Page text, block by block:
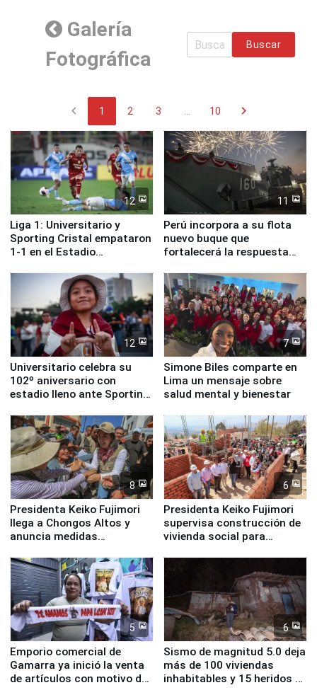
Galería
Fotográfica
Buscar
chevron_left 1 2 3 10 chevron_right
12
Liga 1: Universitario y
Sporting Cristal empataron
1-1 en el Estadio
11
Perú incorpora a su flota
nuevo buque que
fortalecerá la respuesta
12
Universitario celebra su
102º aniversario con
estadio lleno ante Sporting
7
Simone Biles comparte en
Lima un mensaje sobre
salud mental y bienestar
8
Presidenta Keiko Fujimori
llega a Chongos Altos y
anuncia medidas
educación, salud y empleo
6
Presidenta Keiko Fujimori
supervisa construcción de
vivienda social para
5
Emporio comercial de
Gamarra ya inició la venta
de artículos con motivo de
6
Sismo de magnitud 5.0 deja
más de 100 viviendas
inhabitables y 15 heridos en